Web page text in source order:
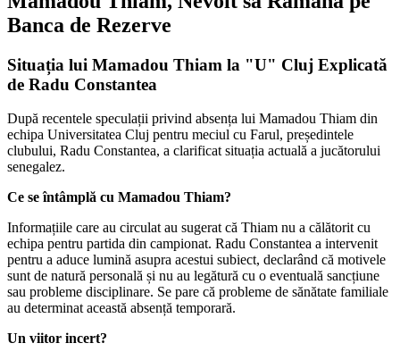
Banca de Rezerve
Situația lui Mamadou Thiam la "U" Cluj Explicată
de Radu Constantea
După recentele speculații privind absența lui Mamadou Thiam din
echipa Universitatea Cluj pentru meciul cu Farul, președintele
clubului, Radu Constantea, a clarificat situația actuală a jucătorului
senegalez.
Ce se întâmplă cu Mamadou Thiam?
Informațiile care au circulat au sugerat că Thiam nu a călătorit cu
echipa pentru partida din campionat. Radu Constantea a intervenit
pentru a aduce lumină asupra acestui subiect, declarând că motivele
sunt de natură personală și nu au legătură cu o eventuală sancțiune
sau probleme disciplinare. Se pare că probleme de sănătate familiale
au determinat această absență temporară.
Un viitor incert?